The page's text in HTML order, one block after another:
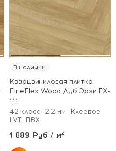
В наличии
Кварцвиниловая плитка
FineFlex Wood Дуб Эрзи FX-
111
42 класс
2.2 мм
Клеевое
LVT, ПВХ
1 889 Руб / м²